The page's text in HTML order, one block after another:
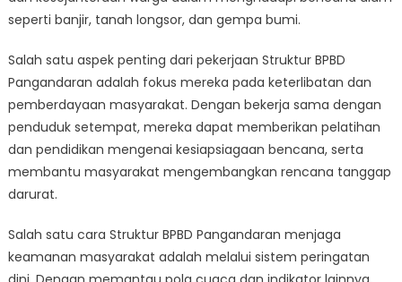
seperti banjir, tanah longsor, dan gempa bumi.
Salah satu aspek penting dari pekerjaan Struktur BPBD
Pangandaran adalah fokus mereka pada keterlibatan dan
pemberdayaan masyarakat. Dengan bekerja sama dengan
penduduk setempat, mereka dapat memberikan pelatihan
dan pendidikan mengenai kesiapsiagaan bencana, serta
membantu masyarakat mengembangkan rencana tanggap
darurat.
Salah satu cara Struktur BPBD Pangandaran menjaga
keamanan masyarakat adalah melalui sistem peringatan